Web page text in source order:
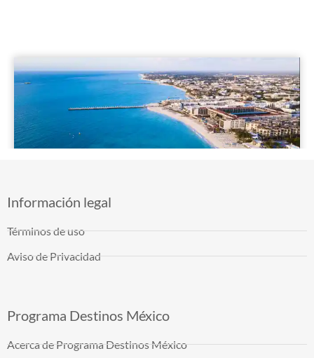
Información legal
Términos de uso
Aviso de Privacidad
Programa Destinos México
Acerca de Programa Destinos México